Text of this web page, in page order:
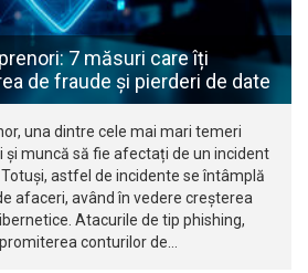
7 măsuri care îți
de fraude și pierderi de date
una dintre cele mai mari temeri
și muncă să fie afectați de un incident
astfel de incidente se întâmplă
afaceri, având în vedere creșterea
Atacurile de tip phishing,
conturilor de…